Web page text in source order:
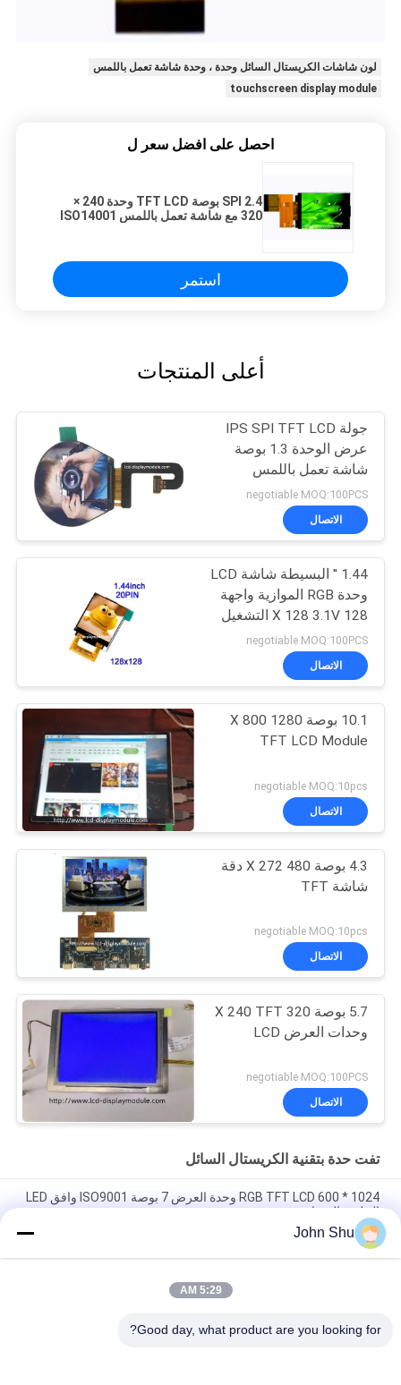
لون شاشات الكريستال السائل وحدة ، وحدة شاشة تعمل باللمس
touchscreen display module
احصل على افضل سعر ل
SPI 2.4 بوصة TFT LCD وحدة 240 ×
320 مع شاشة تعمل باللمس ISO14001
استمر
أعلى المنتجات
جولة IPS SPI TFT LCD
عرض الوحدة 1.3 بوصة
شاشة تعمل باللمس
اختياري 240 * 240
negotiable MOQ:100PCS
الاتصال
1.44 '' البسيطة شاشة LCD
وحدة RGB الموازية واجهة
128 X 128 3.1V التشغيل
negotiable MOQ:100PCS
الاتصال
10.1 بوصة 1280 X 800
TFT LCD Module
negotiable MOQ:10pcs
الاتصال
4.3 بوصة 480 X 272 دقة
شاشة TFT
negotiable MOQ:10pcs
الاتصال
5.7 بوصة 320 X 240 TFT
وحدات العرض LCD
negotiable MOQ:100PCS
الاتصال
تفت حدة بتقنية الكريستال السائل
1024 * 600 RGB TFT LCD وحدة العرض 7 بوصة ISO9001 وافق LED
الخلفية البيضاء
تعمل باللمس وحدة مخصصة LCD
John Shu
5:29 AM
Good day, what product are you looking for?